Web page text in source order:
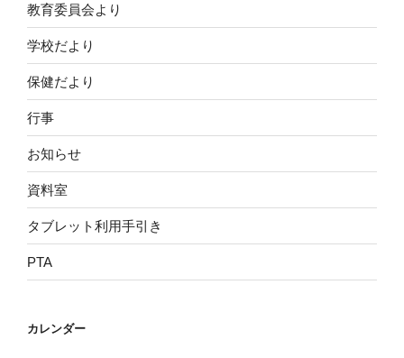
教育委員会より
学校だより
保健だより
行事
お知らせ
資料室
タブレット利用手引き
PTA
カレンダー